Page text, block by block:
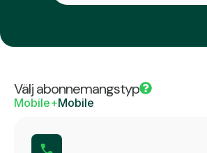
Välj abonnemangstyp
Mobile+Mobile